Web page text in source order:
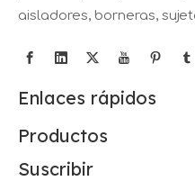
aisladores, borneras,
Enlaces rápidos
Productos
Suscribir